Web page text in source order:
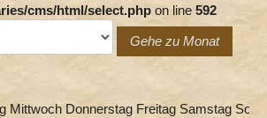
cms/html/select.php on line 592
Gehe zu Monat
Mittwoch Donnerstag Freitag Samstag